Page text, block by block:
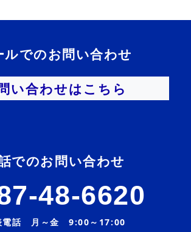
ルでのお問い合わせ
い合わせはこちら
でのお問い合わせ
48-6620
電話 月～金 9:00～17:00